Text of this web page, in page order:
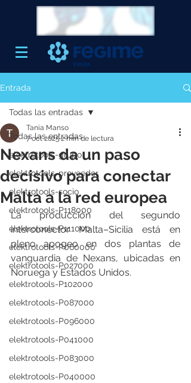
Entrada
Todas las entradas
elektrotools-grupo
elektrotools-proveedor
elektrotools-socio
elektrotools-P118000
elektrotools-P111000
elektrotools-P060000
elektrotools-P027000
elektrotools-P102000
elektrotools-P087000
elektrotools-P096000
elektrotools-P041000
elektrotools-P083000
elektrotools-P040000
Todas las entradas
Nexans da un paso
decisivo para conectar
Malta a la red europea
Tania Manso
7 oct 20252 min de lectura
La producción del segundo
interconector Malta–Sicilia está en
pleno apogeo en dos plantas de
vanguardia de Nexans, ubicadas en
Noruega y Estados Unidos.